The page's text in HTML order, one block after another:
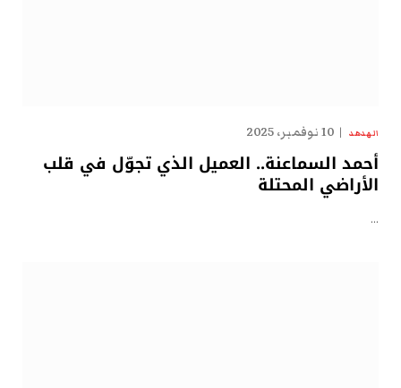
الهدهد 10 نوفمبر، 2025
أحمد السماعنة.. العميل الذي تجوّل في قلب
الأراضي المحتلة
…